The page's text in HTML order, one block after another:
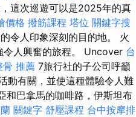
這次巡遊可以是2025年的真
價格 撥筋課程 塔位 關鍵字搜
令人印象深刻的目的地。 火
令人興奮的旅程。 Uncover 台
骨 推薦 7旅行社的子公司呼籲
動有關，並使這種體驗令人難
和巴拿馬的咖啡路，伊斯坦布
關鍵字 舒壓課程 台中按摩排